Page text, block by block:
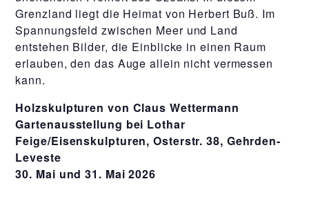
Grenzland liegt die Heimat von Herbert Buß. Im
Spannungsfeld zwischen Meer und Land
entstehen Bilder, die Einblicke in einen Raum
erlauben, den das Auge allein nicht vermessen
kann.
Holzskulpturen von Claus Wettermann
Gartenausstellung bei Lothar
Feige/Eisenskulpturen, Osterstr. 38, Gehrden-
Leveste
30. Mai und 31. Mai 2026